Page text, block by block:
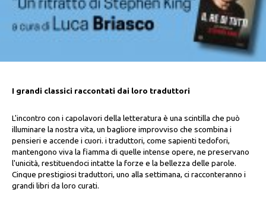
I grandi classici raccontati dai loro traduttori
L'incontro con i capolavori della letteratura è una scintilla che può
illuminare la nostra vita, un bagliore improvviso che scombina i
pensieri e accende i cuori. i traduttori, come sapienti tedofori,
mantengono viva la fiamma di quelle intense opere, ne preservano
l'unicità, restituendoci intatte la forze e la bellezza delle parole.
Cinque prestigiosi traduttori, uno alla settimana, ci racconteranno i
grandi libri da loro curati.